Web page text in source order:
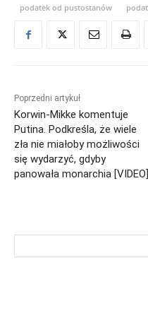
podatek od pustostanów
Poprzedni artykuł
Korwin-Mikke komentuje
Putina. Podkreśla, że wiele
zła nie miałoby możliwości
się wydarzyć, gdyby
panowała monarchia [VIDEO]